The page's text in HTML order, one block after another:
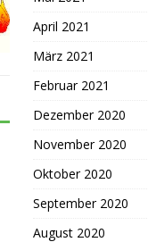
April 2021
März 2021
Februar 2021
Dezember 2020
November 2020
Oktober 2020
September 2020
August 2020